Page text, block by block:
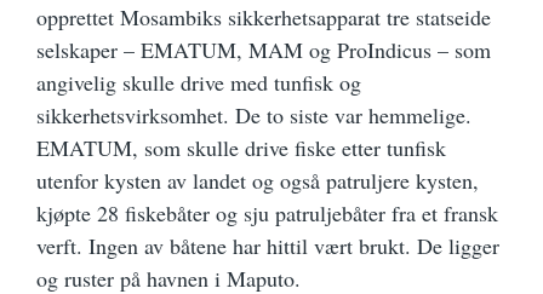
opprettet Mosambiks sikkerhetsapparat tre statseide
selskaper – EMATUM, MAM og ProIndicus – som
angivelig skulle drive med tunfisk og
sikkerhetsvirksomhet. De to siste var hemmelige.
EMATUM, som skulle drive fiske etter tunfisk
utenfor kysten av landet og også patruljere kysten,
kjøpte 28 fiskebåter og sju patruljebåter fra et fransk
verft. Ingen av båtene har hittil vært brukt. De ligger
og ruster på havnen i Maputo.